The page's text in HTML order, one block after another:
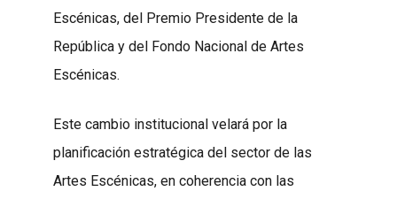
Escénicas, del Premio Presidente de la
República y del Fondo Nacional de Artes
Escénicas.
Este cambio institucional velará por la
planificación estratégica del sector de las
Artes Escénicas, en coherencia con las